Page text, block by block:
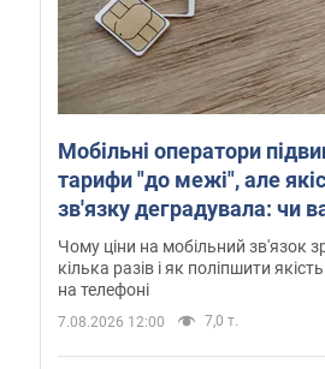
Мобільні оператори
тарифи "до межі", але
зв'язку деградувала: чи
скаржитись на ціни
Чому ціни на мобільний зв'язок
кілька разів і як поліпшити
на телефоні
7.08.2026 12:00 7,0 т.